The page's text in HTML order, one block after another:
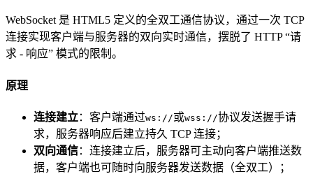
WebSocket 是 HTML5 定义的全双工通信协议，通过一次 TCP
连接实现客户端与服务器的双向实时通信，摆脱了 HTTP “请
求 - 响应” 模式的限制。
原理
连接建立：客户端通过ws://或wss://协议发送握手请
求，服务器响应后建立持久 TCP 连接；
双向通信：连接建立后，服务器可主动向客户端推送数
据，客户端也可随时向服务器发送数据（全双工）；